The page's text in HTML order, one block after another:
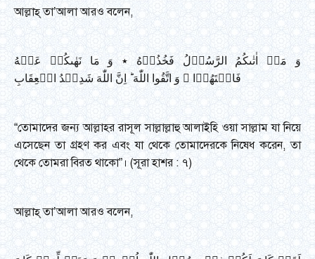
আল্লাহ্ তা’আলা আরও বলেন,
وَ مَاۤ اٰتٰىکُمُ الرَّسُوۡلُ فَخُذُوۡهُ ٭ وَ مَا نَهٰىکُمۡ عَنۡهُ
فَانۡتَهُوۡا ۚ وَ اتَّقُوا اللّٰهَ ؕ اِنَّ اللّٰهَ شَدِیۡدُ الۡعِقَابِ
“তোমাদের জন্য আল্লাহর রাসূল সাল্লাল্লাহু আলাইহি ওয়া সাল্লাম যা নিয়ে
এসেছেন তা গ্রহণ কর এবং যা থেকে তোমাদেরকে নিষেধ করেন, তা
থেকে তোমরা বিরত থাকো”। (সূরা হাশর : ৭)
আল্লাহ্ তা’আলা আরও বলেন,